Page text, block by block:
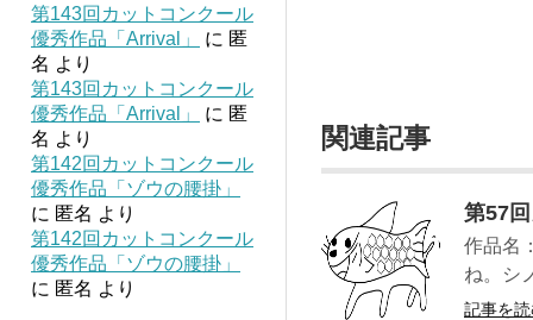
第143回カットコンクール
優秀作品「Arrival」
に 匿
名 より
第143回カットコンクール
優秀作品「Arrival」
に 匿
名 より
第142回カットコンクール
優秀作品「ゾウの腰掛」
に 匿名 より
第142回カットコンクール
優秀作品「ゾウの腰掛」
に 匿名 より
関連記事
第57
作品名
ね。シ
記事を